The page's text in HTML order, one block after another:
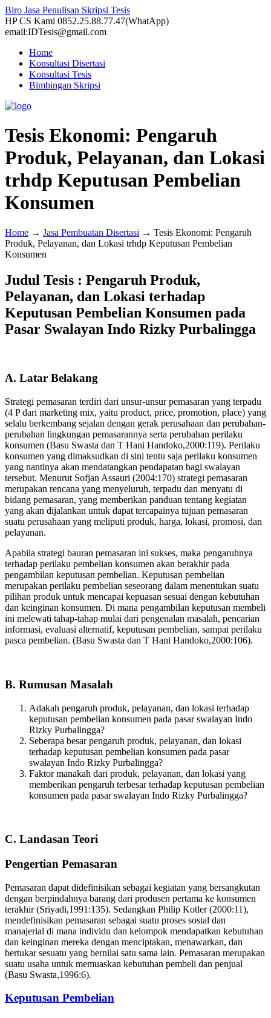
Biro Jasa Penulisan Skripsi Tesis
HP CS Kami 0852.25.88.77.47(WhatApp)
email:IDTesis@gmail.com
Home
Konsultasi Disertasi
Konsultasi Tesis
Bimbingan Skripsi
Tesis Ekonomi: Pengaruh
Produk, Pelayanan, dan Lokasi
trhdp Keputusan Pembelian
Konsumen
Home → Jasa Pembuatan Disertasi → Tesis Ekonomi: Pengaruh
Produk, Pelayanan, dan Lokasi trhdp Keputusan Pembelian
Konsumen
Judul Tesis : Pengaruh Produk,
Pelayanan, dan Lokasi terhadap
Keputusan Pembelian Konsumen pada
Pasar Swalayan Indo Rizky Purbalingga
A. Latar Belakang
Strategi pemasaran terdiri dari unsur-unsur pemasaran yang terpadu
(4 P dari marketing mix, yaitu product, price, promotion, place) yang
selalu berkembang sejalan dengan gerak perusahaan dan perubahan-
perubahan lingkungan pemasarannya serta perubahan perilaku
konsumen (Basu Swasta dan T Hani Handoko,2000:119). Perilaku
konsumen yang dimaksudkan di sini tentu saja perilaku konsumen
yang nantinya akan mendatangkan pendapatan bagi swalayan
tersebut. Menurut Sofjan Assauri (2004:170) strategi pemasaran
merupakan rencana yang menyeluruh, terpadu dan menyatu di
bidang pemasaran, yang memberikan panduan tentang kegiatan
yang akan dijalankan untuk dapat tercapainya tujuan pemasaran
suatu perusahaan yang meliputi produk, harga, lokasi, promosi, dan
pelayanan.
Apabila strategi bauran pemasaran ini sukses, maka pengaruhnya
terhadap perilaku pembelian konsumen akan berakhir pada
pengambilan keputusan pembelian. Keputusan pembelian
merupakan perilaku pembelian seseorang dalam menentukan suatu
pilihan produk untuk mencapai kepuasan sesuai dengan kebutuhan
dan keinginan konsumen. Di mana pengambilan keputusan membeli
ini melewati tahap-tahap mulai dari pengenalan masalah, pencarian
informasi, evaluasi alternatif, keputusan pembelian, sampai perilaku
pasca pembelian. (Basu Swasta dan T Hani Handoko,2000:106).
B. Rumusan Masalah
Adakah pengaruh produk, pelayanan, dan lokasi terhadap
keputusan pembelian konsumen pada pasar swalayan Indo
Rizky Purbalingga?
Seberapa besar pengaruh produk, pelayanan, dan lokasi
terhadap keputusan pembelian konsumen pada pasar
swalayan Indo Rizky Purbalingga?
Faktor manakah dari produk, pelayanan, dan lokasi yang
memberikan pengaruh terbesar terhadap keputusan pembelian
konsumen pada pasar swalayan Indo Rizky Purbalingga?
C. Landasan Teori
Pengertian Pemasaran
Pemasaran dapat didefinisikan sebagai kegiatan yang bersangkutan
dengan berpindahnya barang dari produsen pertama ke konsumen
terakhir (Sriyadi,1991:135). Sedangkan Philip Kotler (2000:11),
mendefinisikan pemasaran sebagai suatu proses sosial dan
manajerial di mana individu dan kelompok mendapatkan kebutuhan
dan keinginan mereka dengan menciptakan, menawarkan, dan
bertukar sesuatu yang bernilai satu sama lain. Pemasaran merupakan
suatu usaha untuk memuaskan kebutuhan pembeli dan penjual
(Basu Swasta,1996:6).
Keputusan Pembelian